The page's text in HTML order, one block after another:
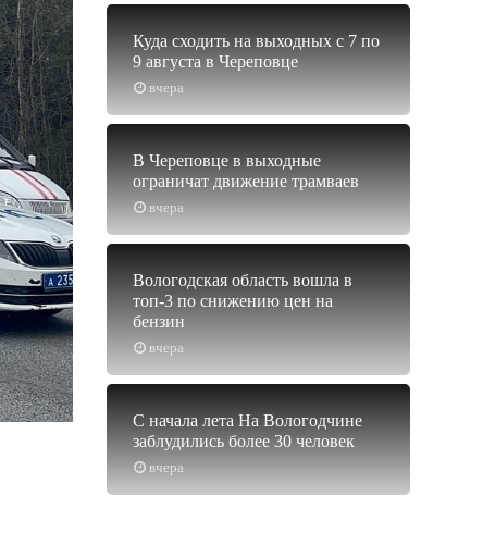
вчера
Куда сходить на выходных с 7 по
9 августа в Череповце
вчера
В Череповце в выходные
ограничат движение трамваев
вчера
Вологодская область вошла в
топ-3 по снижению цен на
бензин
вчера
С начала лета На Вологодчине
заблудились более 30 человек